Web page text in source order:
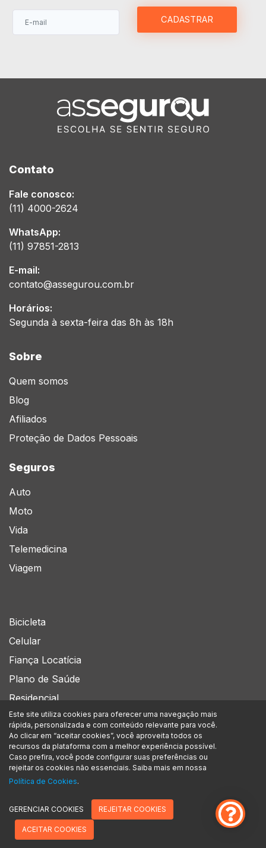
CADASTRAR
Contato
Fale conosco:
(11) 4000-2624
WhatsApp:
(11) 97851-2813
E-mail:
contato@assegurou.com.br
Horários:
Segunda à sexta-feira das 8h às 18h
Sobre
Quem somos
Blog
Afiliados
Proteção de Dados Pessoais
Seguros
Auto
Moto
Vida
Telemedicina
Viagem
Bicicleta
Celular
Fiança Locatícia
Plano de Saúde
Residencial
Siga-nos no
A Assegurou Corretora de Seguros Ltda. está inscrita no CNPJ/MF sob nº
registrada na SUSEP (superintendência de seguros privados) sob o n.º 212109181.
Este site utiliza cookies para oferecer uma navegação mais
rápida, personalizada e com conteúdo relevante para você.
Ao clicar em “aceitar cookies”, você aproveita todos os
recursos da plataforma com a melhor experiência possível.
Caso prefira, você pode configurar suas preferências ou
rejeitar os cookies não essenciais. Saiba mais em nossa
Política de Cookies.
GERENCIAR COOKIES REJEITAR COOKIES
ACEITAR COOKIES